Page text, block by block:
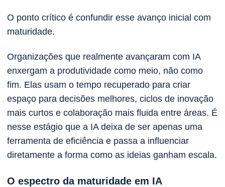
O ponto crítico é confundir esse avanço inicial com
maturidade.
Organizações que realmente avançaram com IA
enxergam a produtividade como meio, não como
fim. Elas usam o tempo recuperado para criar
espaço para decisões melhores, ciclos de inovação
mais curtos e colaboração mais fluida entre áreas. É
nesse estágio que a IA deixa de ser apenas uma
ferramenta de eficiência e passa a influenciar
diretamente a forma como as ideias ganham escala.
O espectro da maturidade em IA